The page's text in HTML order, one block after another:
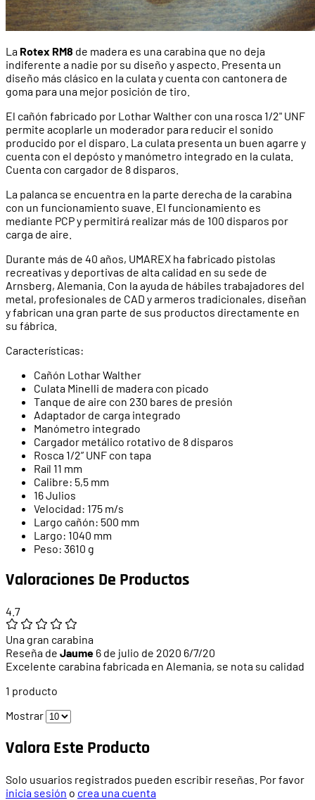
La Rotex RM8 de madera es una carabina que no deja
indiferente a nadie por su diseño y aspecto. Presenta un
diseño más clásico en la culata y cuenta con cantonera de
goma para una mejor posición de tiro.
El cañón fabricado por Lothar Walther con una rosca 1/2" UNF
permite acoplarle un moderador para reducir el sonido
producido por el disparo. La culata presenta un buen agarre y
cuenta con el depósto y manómetro integrado en la culata.
Cuenta con cargador de 8 disparos.
La palanca se encuentra en la parte derecha de la carabina
con un funcionamiento suave. El funcionamiento es
mediante PCP y permitirá realizar más de 100 disparos por
carga de aire.
Durante más de 40 años, UMAREX ha fabricado pistolas
recreativas y deportivas de alta calidad en su sede de
Arnsberg, Alemania. Con la ayuda de hábiles trabajadores del
metal, profesionales de CAD y armeros tradicionales, diseñan
y fabrican una gran parte de sus productos directamente en
su fábrica.
Características:
Cañón Lothar Walther
Culata Minelli de madera con picado
Tanque de aire con 230 bares de presión
Adaptador de carga integrado
Manómetro integrado
Cargador metálico rotativo de 8 disparos
Rosca 1/2” UNF con tapa
Raíl 11 mm
Calibre: 5,5 mm
16 Julios
Velocidad: 175 m/s
Largo cañón: 500 mm
Largo: 1040 mm
Peso: 3610 g
Valoraciones De Productos
4.7
Una gran carabina
Reseña de Jaume 6 de julio de 2020 6/7/20
Excelente carabina fabricada en Alemania, se nota su calidad
1 producto
Mostrar
Valora Este Producto
Solo usuarios registrados pueden escribir reseñas. Por favor
inicia sesión o crea una cuenta